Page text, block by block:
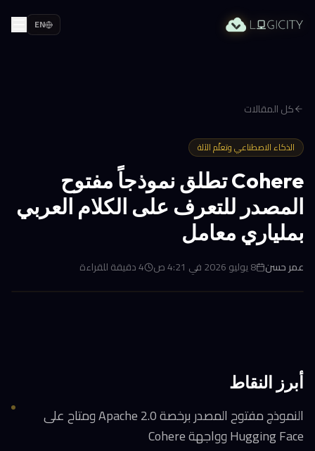
EN
كل المقالات
الذكاء الاصطناعي وتعلّم الآلة
Cohere تطلق نموذجاً مفتوح
المصدر للتعرف على الكلام العربي
بملياري معامل
عمر حسن 8 يوليو 2026 في 4:21 ص 4دقيقة للقراءة
أبرز النقاط
النموذج مفتوح المصدر برخصة Apache 2.0 ومتاح على
Hugging Face وواجهة Cohere